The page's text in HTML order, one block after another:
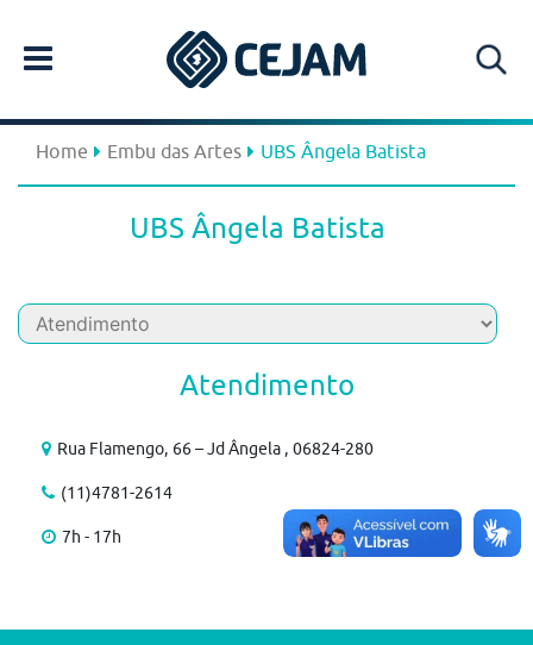
Home Embu das Artes UBS Ângela Batista
UBS Ângela Batista
Atendimento
Rua Flamengo, 66 – Jd Ângela , 06824-280
(11)4781-2614
7h - 17h